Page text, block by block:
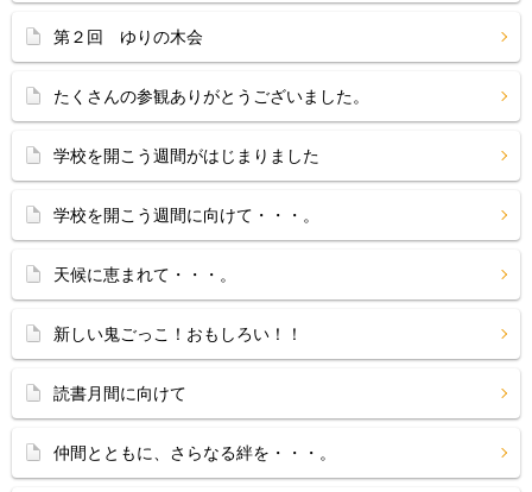
第２回 ゆりの木会
たくさんの参観ありがとうございました。
学校を開こう週間がはじまりました
学校を開こう週間に向けて・・・。
天候に恵まれて・・・。
新しい鬼ごっこ！おもしろい！！
読書月間に向けて
仲間とともに、さらなる絆を・・・。